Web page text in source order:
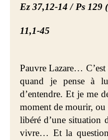
Ez 37,12-14 / Ps 129
11,1-45
Pauvre Lazare…
quand je pense à
d’entendre. Et je me
moment de mourir, ou
libéré d’une situation
vivre… Et la